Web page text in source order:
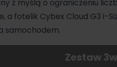
z myślą o ograniczeniu
a fotelik Cybex Cloud G3 i-
samochodem.
Zestaw